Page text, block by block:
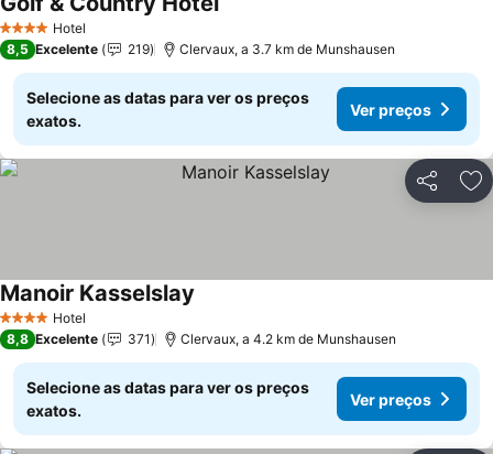
4 EstrelasHotel
8,5 Excelente 219 Clervaux, a 3.7 km de Munshausen
Selecione as datas para ver os preços
exatos.
Ver preços
Partilhar
4 EstrelasHotel
Manoir Kasselslay
8,8 Excelente 371 Clervaux, a 4.2 km de Munshausen
Selecione as datas para ver os preços
exatos.
Ver preços